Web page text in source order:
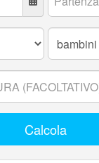
Bambini
17
Calcola